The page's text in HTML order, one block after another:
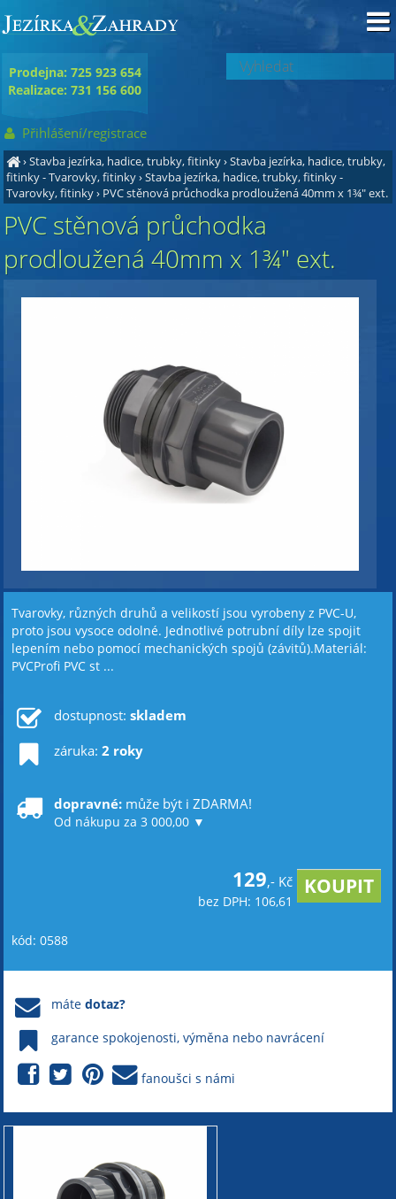
›Stavba jezírka, hadice, trubky, fitinky›Stavba jezírka, hadice, trubky,
fitinky - Tvarovky, fitinky›Stavba jezírka, hadice, trubky, fitinky -
Tvarovky, fitinky› PVC stěnová průchodka prodloužená 40mm x 1¾" ext.
PVC stěnová průchodka
prodloužená 40mm x 1¾" ext.
Tvarovky, různých druhů a velikostí jsou vyrobeny z PVC-U,
proto jsou vysoce odolné. Jednotlivé potrubní díly lze spojit
lepením nebo pomocí mechanických spojů (závitů).Materiál:
PVCProfi PVC st ...
dostupnost: skladem
záruka: 2 roky
dopravné: může být i ZDARMA!
Od nákupu za 3 000,00 ▼
129,- Kč
bez DPH: 106,61
kód: 0588
mátedotaz?
garance spokojenosti, výměna nebo navrácení
fanoušci s námi
Prodejna: 725 923 654
Realizace: 731 156 600
Přihlášení/registrace